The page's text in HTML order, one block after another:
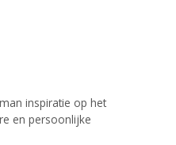
inspiratie op het
en persoonlijke